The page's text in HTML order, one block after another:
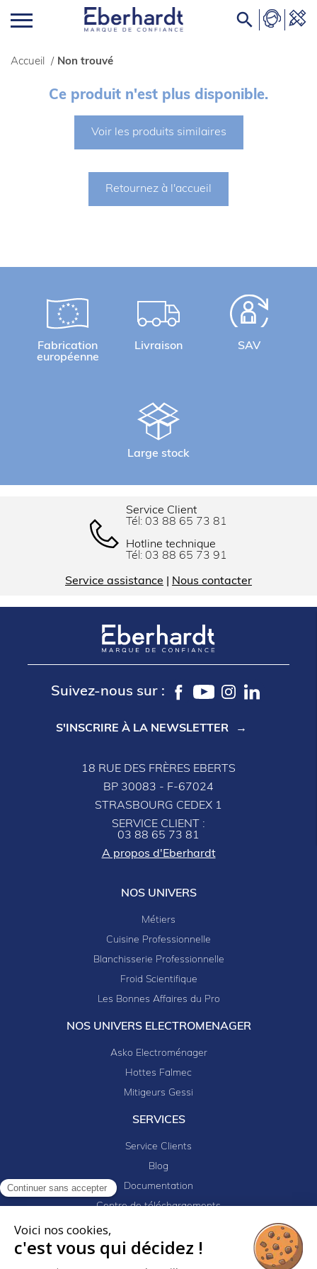
Continuer sans accepter
Voici nos cookies,
c'est vous qui décidez !

Accueil / Non trouvé
Ce produit n'est plus disponible.
Voir les produits similaires
Retournez à l'accueil
Fabrication
européenne
Livraison SAV
Large stock
Service Client
Tél: 03 88 65 73 81
Hotline technique
Tél: 03 88 65 73 91
Service assistance Nous contacter
Suivez-nous sur :
S'INSCRIRE À LA NEWSLETTER
18 RUE DES FRÈRES EBERTS
BP 30083 - F-67024
STRASBOURG CEDEX 1
SERVICE CLIENT :
03 88 65 73 81
A propos d'Eberhardt
NOS UNIVERS
Métiers
Cuisine Professionnelle
Blanchisserie Professionnelle
Froid Scientifique
Les Bonnes Affaires du Pro
NOS UNIVERS ELECTROMENAGER
Asko Electroménager
Hottes Falmec
Mitigeurs Gessi
SERVICES
Service Clients
Blog
Documentation
Centre de téléchargements
Newsletter
Logiciel EJ32